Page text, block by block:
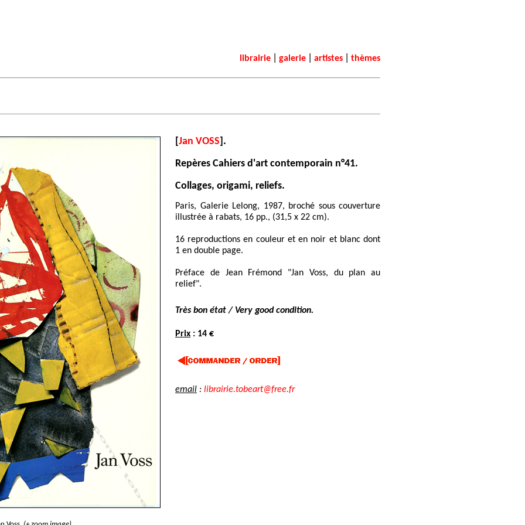
librairie galerie artistes thèmes
[Jan VOSS].
Repères Cahiers d'art contemporain n°41.
Collages, origami, reliefs.
Paris, Galerie Lelong, 1987, broché sous couverture
illustrée à rabats, 16 pp., (31,5 x 22 cm).
16 reproductions en couleur et en noir et blanc dont
1 en double page.
Préface de Jean Frémond "Jan Voss, du plan au
relief".
Très bon état / Very good condition.
Prix : 14 €
email : librairie.tobeart@free.fr